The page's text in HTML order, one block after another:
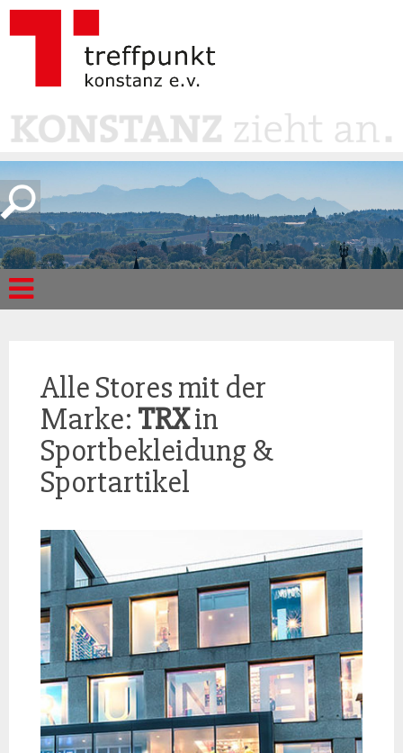
Alle Stores mit der
Marke: TRXin
Sportbekleidung &
Sportartikel